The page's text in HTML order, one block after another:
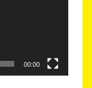
00:00